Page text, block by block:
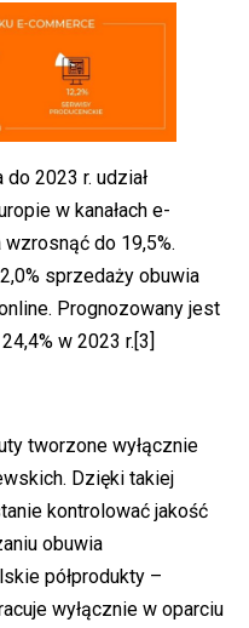
2023 r. udział
w kanałach e-
do 19,5%.
sprzedaży obuwia
Prognozowany jest
w 2023 r. [3]
tworzone wyłącznie
Dzięki takiej
kontrolować jakość
obuwia
półprodukty –
wyłącznie w oparciu